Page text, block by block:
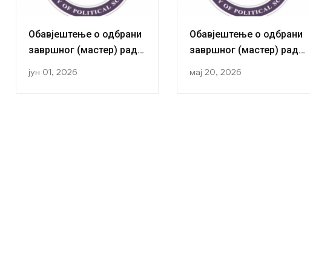
Обавјештење о одбрани
завршног (мастер) рада
јун 01, 2026
Обавјештење о одбрани
завршног (мастер) рада
мај 20, 2026